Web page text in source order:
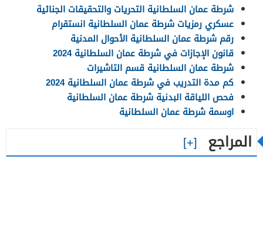
شرطة عمان السلطانية التحريات والتحقيقات الجنائية
عسكري رمزيات شرطة عمان السلطانية انستقرام
رقم شرطة عمان السلطانية الأحوال المدنية
قانون الإجازات في شرطة عمان السلطانية 2024
شرطة عمان السلطانية قسم التاشيرات
كم مدة التدريب في شرطة عمان السلطانية 2024
فحص اللياقة البدنية شرطة عمان السلطانية
اوسمة شرطة عمان السلطانية
المراجع